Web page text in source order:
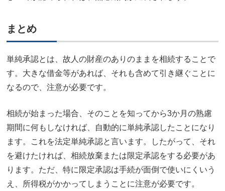
まとめ
単純承認とは、故人の財産のありのままを相続することで
す。大きな借金等があれば、それも含めて引き継ぐことに
なるので、注意が必要です。
相続が始まった場合、そのことを知ってから3か月の熟慮
期間に何もしなければ、自動的に単純承認したことになり
ます。これを法定単純承認と言います。したがって、それ
を避けたければ、相続放棄または限定承認をする必要があ
ります。ただ、特に限定承認は手続が面倒で使いにくいう
え、所得税がかかってしまうことに注意が必要です。